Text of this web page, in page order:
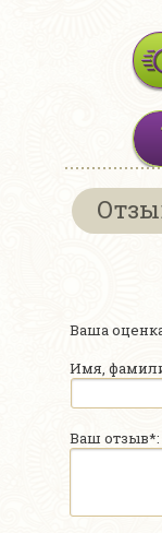
Ваша
Имя,
Ваш отзыв*: